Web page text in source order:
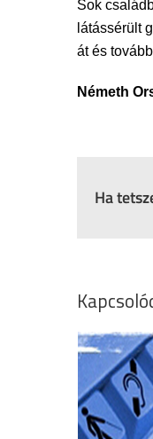
Sok
látássérült
át és
Németh
Ha